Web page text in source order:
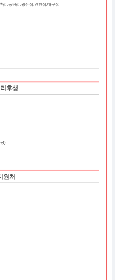
점, 동탄점, 광주점, 인천점, 대구점
후생
)
원처